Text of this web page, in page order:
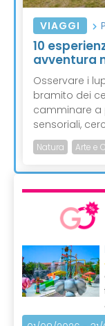
VIAGGI
10
avventura
Osservare i
bramito dei
camminare a
sensoriali,
Natura Arte e